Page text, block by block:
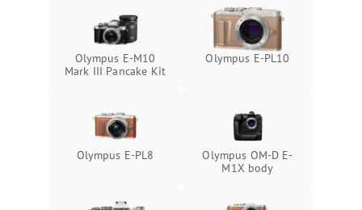
Olympus E-M10
Mark III Pancake Kit
Olympus E‑PL10
Olympus E-PL8
Olympus OM-D E-
M1X body